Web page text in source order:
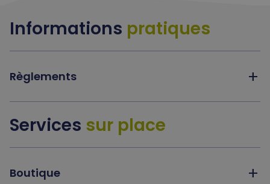
Informations pratiques
Règlements add
Services sur place
Boutique add